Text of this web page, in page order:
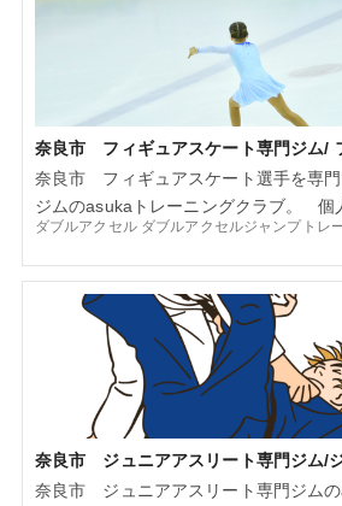
奈良市 フィギュアスケート専門ジム/
奈良市 フィギュアスケート選手を専
ジムのasukaトレーニングクラブ。 個
ダブルアクセル ダブルアクセルジャンプトレ
奈良市 ジュニアアスリート専門ジム/
奈良市 ジュニアアスリート専門ジム